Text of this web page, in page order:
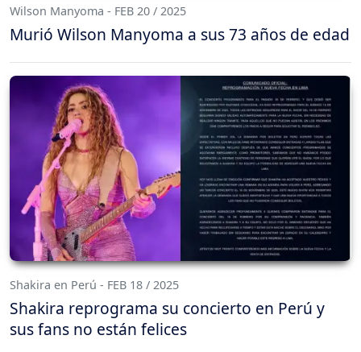
Wilson Manyoma - FEB 20 / 2025
Murió Wilson Manyoma a sus 73 años de edad
Shakira en Perú - FEB 18 / 2025
Shakira reprograma su concierto en Perú y
sus fans no están felices